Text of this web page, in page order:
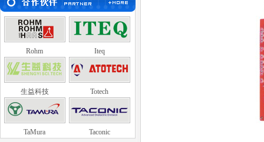
TaMura Taconic